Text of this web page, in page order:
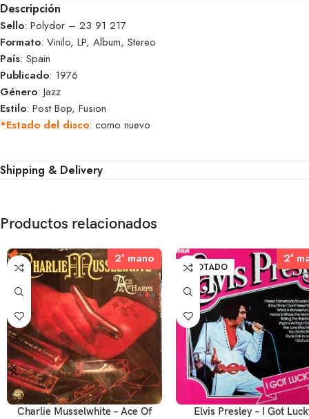
Descripción
Sello: Polydor – 23 91 217
Formato: Vinilo, LP, Album, Stereo
País: Spain
Publicado: 1976
Género: Jazz
Estilo: Post Bop, Fusion
*Estado del disco: como nuevo
Shipping & Delivery
Productos relacionados
2ª mano
2ª mano
Charlie Musselwhite – Ace Of
AGOTADO
2ª
2ª
Elvis Presley – I Got